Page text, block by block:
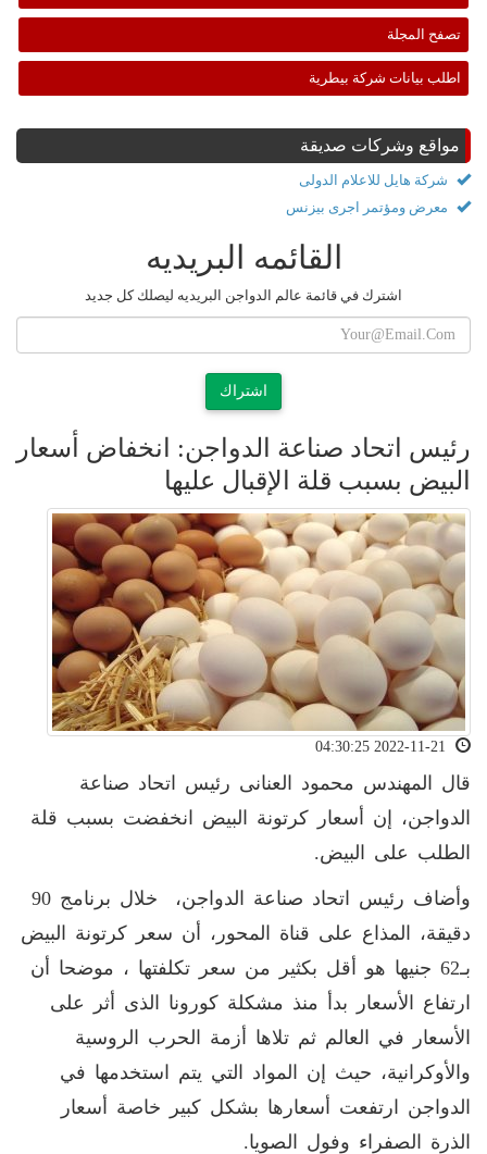
تصفح المجلة
اطلب بيانات شركة بيطرية
مواقع وشركات صديقة
شركة هايل للاعلام الدولى
معرض ومؤتمر اجرى بيزنس
القائمه البريديه
اشترك في قائمة عالم الدواجن البريديه ليصلك كل جديد
اشتراك
رئيس اتحاد صناعة الدواجن: انخفاض أسعار
البيض بسبب قلة الإقبال عليها
قال المهندس محمود العنانى رئيس اتحاد صناعة
الدواجن، إن أسعار كرتونة البيض انخفضت بسبب قلة
الطلب على البيض.
وأضاف رئيس اتحاد صناعة الدواجن، خلال برنامج 90
دقيقة، المذاع على قناة المحور، أن سعر كرتونة البيض
بـ62 جنيها هو أقل بكثير من سعر تكلفتها ، موضحا أن
ارتفاع الأسعار بدأ منذ مشكلة كورونا الذى أثر على
الأسعار في العالم ثم تلاها أزمة الحرب الروسية
والأوكرانية، حيث إن المواد التي يتم استخدمها في
الدواجن ارتفعت أسعارها بشكل كبير خاصة أسعار
الذرة الصفراء وفول الصويا.